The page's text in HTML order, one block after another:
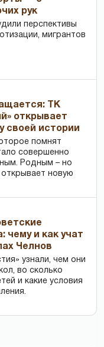
рук
перспективы
мигрантов
ТК
открывает
своей истории
помнят
совершенно
Родным – но
новую
чему и как учат
Челнов
узнали, чем они
во сколько
и какие условия